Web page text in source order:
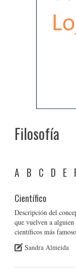
Filosofía
A B C D E
Científico
Descripción del
que vuelven a
científicos más
Sandra Almeida